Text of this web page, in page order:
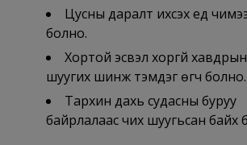
Цусны даралт ихсэх үед
болно.
Хортой эсвэл хоргүй
шуугих шинж тэмдэг өгч болно.
Тархин дахь судасны буруу
байрлалаас чих шуугьсан байх